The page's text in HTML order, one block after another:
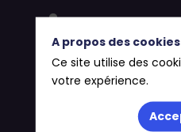
A propos des
Ce site utilise des
votre expérience.